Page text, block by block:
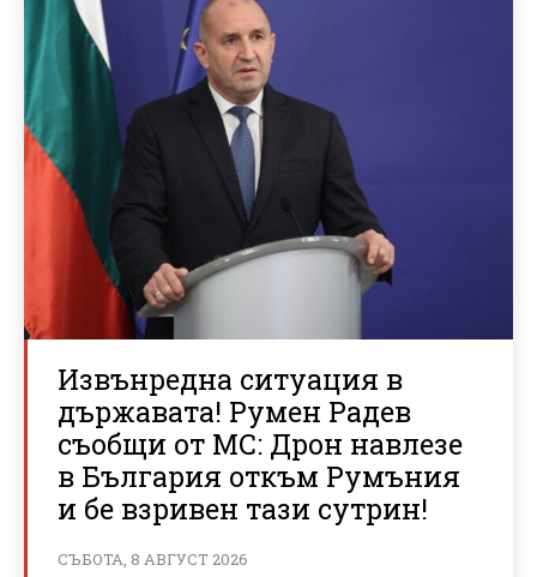
Извънредна ситуация в
държавата! Румен Радев
съобщи от МС: Дрон навлезе
в България откъм Румъния
и бе взривен тази сутрин!
СЪБОТА, 8 АВГУСТ 2026